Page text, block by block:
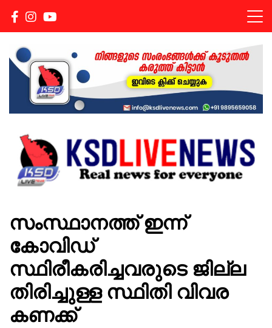
KSDLIVENEWS
സംസ്ഥാനത്ത് ഇന്ന്
കോവിഡ്
സ്ഥിരീകരിച്ചവരുടെ ജില്ല
തിരിച്ചുള്ള സ്ഥിതി വിവര
കണക്ക്